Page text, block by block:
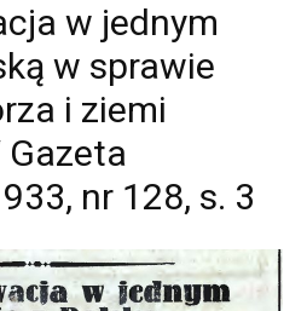
w jednym
w sprawie
i ziemi
nr 128, s. 3